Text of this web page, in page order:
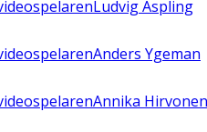
Ludvig Aspling
Anders Ygeman
Annika Hirvonen